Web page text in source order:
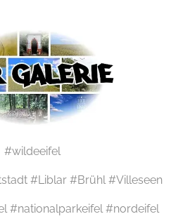
#wildeeifel
#Liblar #Brühl #Villeseen
#nationalparkeifel #nordeifel